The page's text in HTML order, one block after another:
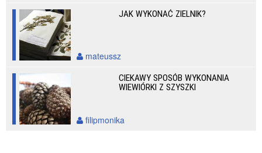
JAK WYKONAĆ ZIELNIK?
mateussz
CIEKAWY SPOSÓB WYKONANIA
WIEWIÓRKI Z SZYSZKI
filipmonika